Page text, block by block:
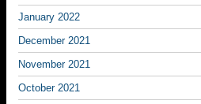
January 2022
December 2021
November 2021
October 2021